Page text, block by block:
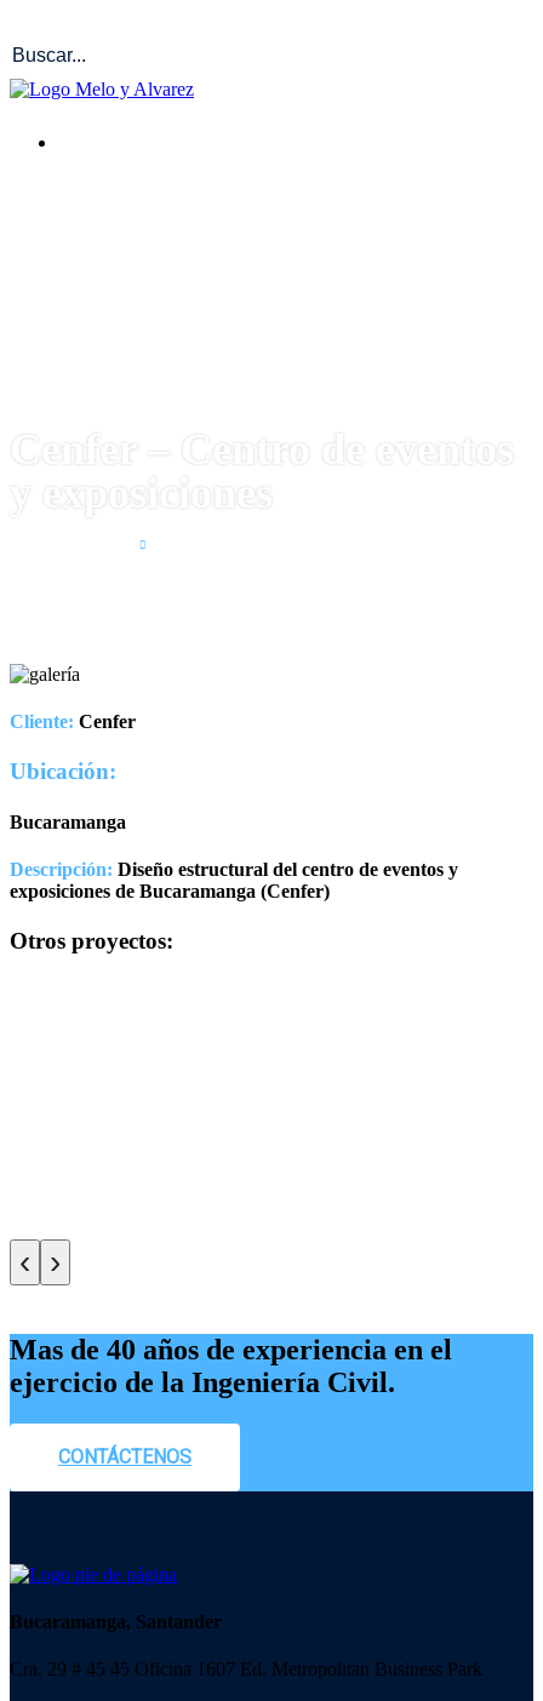
Cenfer – Centro de eventos
y exposiciones
Cliente: Cenfer
Ubicación:
Bucaramanga
Descripción: Diseño estructural del centro de eventos y
exposiciones de Bucaramanga (Cenfer)
Otros proyectos:
‹ ›
Mas de 40 años de experiencia en el
ejercicio de la Ingeniería Civil.
CONTÁCTENOS
Bucaramanga, Santander
Cra. 29 # 45 45 Oficina 1607 Ed. Metropolitan Business Park